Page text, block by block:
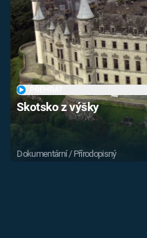
Skotsko z výšky
Dokumentární / Přírodopisný